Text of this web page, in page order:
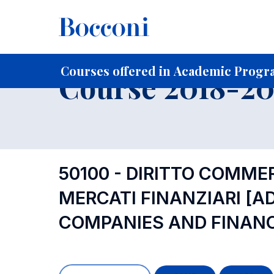
Courses offered in Academic
Home For current Students
Course 2018-
50100 - DIRITTO
MERCATI FINANZIARI
COMPANIES AND